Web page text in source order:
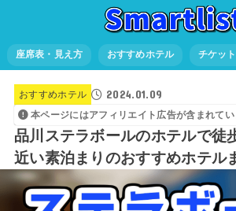
座席表・見え方 おすすめホテル チケッ
おすすめホテル 2024.01.09
本ページにはアフィリエイト広告が含まれて
品川ステラボールのホテルで徒
近い素泊まりのおすすめホテル